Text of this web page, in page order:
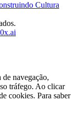
Cultura
navegação,
tráfego. Ao clicar
cookies. Para saber